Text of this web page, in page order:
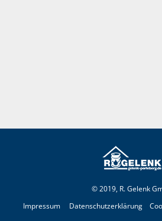
© 2019, R. Gelenk
Impressum
Datenschutzerklärung